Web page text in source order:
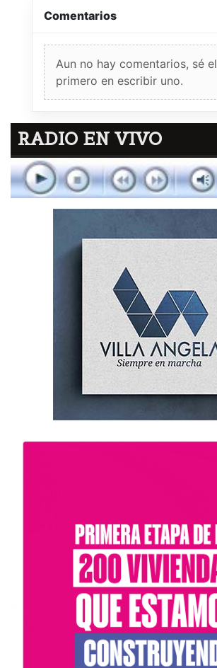
Comentarios
Aun no hay comentarios, sé el
primero en escribir uno.
RADIO EN VIVO